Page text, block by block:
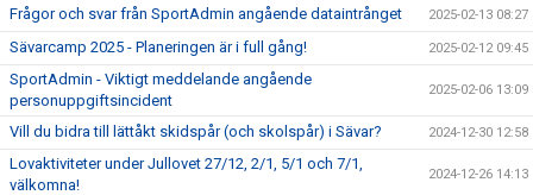
Frågor och svar från SportAdmin angående dataintrånget 2025-02-13 08:27
Sävarcamp 2025 - Planeringen är i full gång! 2025-02-12 09:45
SportAdmin - Viktigt meddelande angående
personuppgiftsincident
2025-02-06 13:09
Vill du bidra till lättåkt skidspår (och skolspår) i Sävar? 2024-12-30 12:58
Lovaktiviteter under Jullovet 27/12, 2/1, 5/1 och 7/1,
välkomna!
2024-12-26 14:13